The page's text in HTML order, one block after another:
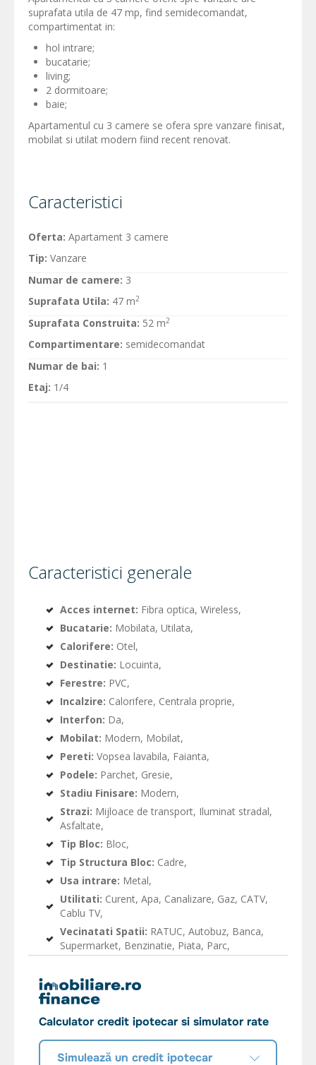
suprafata utila de 47 mp, find semidecomandat,
compartimentat in:
hol intrare;
bucatarie;
living;
2 dormitoare;
baie;
Apartamentul cu 3 camere se ofera spre vanzare finisat,
mobilat si utilat modern fiind recent renovat.
Caracteristici
Oferta: Apartament 3 camere
Tip: Vanzare
Numar de camere: 3
Suprafata Utila: 47 m2
Suprafata Construita: 52 m2
Compartimentare: semidecomandat
Numar de bai: 1
Etaj: 1/4
Caracteristici generale
Acces internet: Fibra optica, Wireless,
Bucatarie: Mobilata, Utilata,
Calorifere: Otel,
Destinatie: Locuinta,
Ferestre: PVC,
Incalzire: Calorifere, Centrala proprie,
Interfon: Da,
Mobilat: Modern, Mobilat,
Pereti: Vopsea lavabila, Faianta,
Podele: Parchet, Gresie,
Stadiu Finisare: Modern,
Strazi: Mijloace de transport, Iluminat stradal,
Asfaltate,
Tip Bloc: Bloc,
Tip Structura Bloc: Cadre,
Usa intrare: Metal,
Utilitati: Curent, Apa, Canalizare, Gaz, CATV,
Cablu TV,
Vecinatati Spatii: RATUC, Autobuz, Banca,
Supermarket, Benzinatie, Piata, Parc,